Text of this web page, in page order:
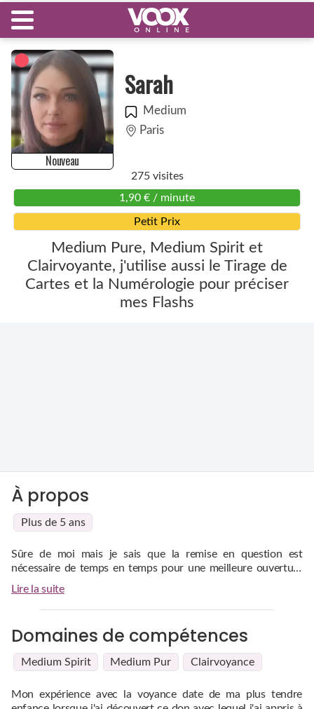
Nouveau
Sarah
Medium
Paris
275 visites
1,90 € / minute
Petit Prix
Medium Pure, Medium Spirit et
Clairvoyante, j'utilise aussi le Tirage de
Cartes et la Numérologie pour préciser
mes Flashs
À propos
Plus de 5 ans
Sûre de moi mais je sais que la remise en question est
nécessaire de temps en temps pour une meilleure ouverture
honnête
complaisance.
Lire la suite
Domaines de compétences
Medium Spirit Medium Pur Clairvoyance
Mon expérience avec la voyance date de ma plus tendre